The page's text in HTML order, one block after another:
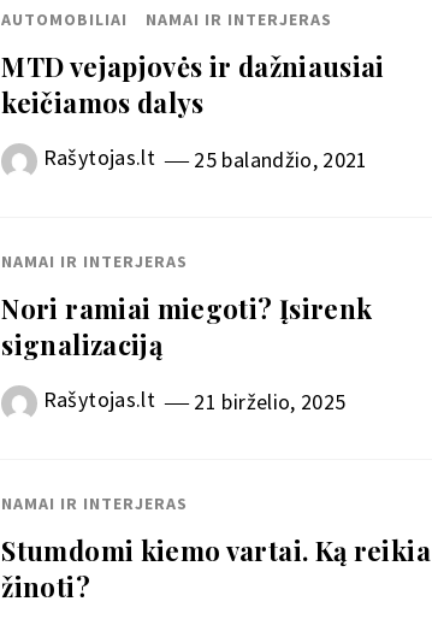
AUTOMOBILIAI NAMAI IR INTERJERAS
MTD vejapjovės ir dažniausiai
keičiamos dalys
Rašytojas.lt 25 balandžio, 2021
NAMAI IR INTERJERAS
Nori ramiai miegoti? Įsirenk
signalizaciją
Rašytojas.lt 21 birželio, 2025
NAMAI IR INTERJERAS
Stumdomi kiemo vartai. Ką reikia
žinoti?